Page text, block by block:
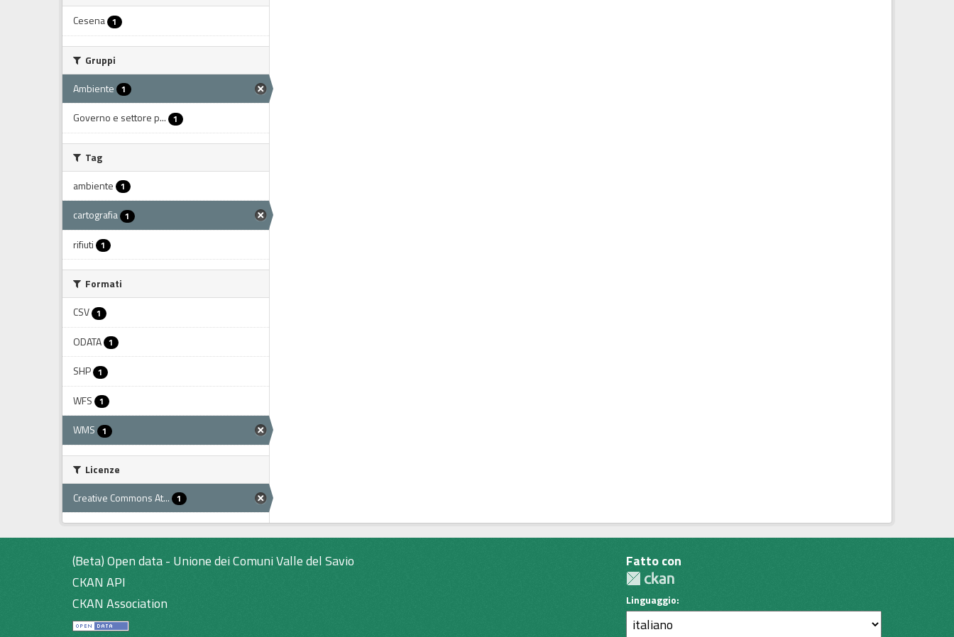
Cesena 1
Gruppi
Ambiente 1
Governo e settore p... 1
Tag
ambiente 1
cartografia 1
rifiuti 1
Formati
CSV 1
ODATA 1
SHP 1
WFS 1
WMS 1
Licenze
Creative Commons At... 1
(Beta) Open data - Unione dei Comuni Valle del Savio
CKAN API
CKAN Association
Fatto con
Linguaggio